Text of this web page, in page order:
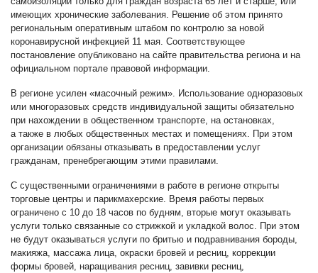
имеющих хронические заболевания. Решение об этом принято
региональным оперативным штабом по контролю за новой
коронавирусной инфекцией 11 мая. Соответствующее
постановление опубликовано на сайте правительства региона и на
официальном портале правовой информации
В регионе усилен «масочный режим». Использование одноразовых
или многоразовых средств индивидуальной защиты обязательно
при нахождении в общественном транспорте, на остановках,
а также в любых общественных местах и помещениях. При этом
организации обязаны отказывать в предоставлении услуг
гражданам, пренебрегающим этими правилами.
С существенными ограничениями в работе в регионе открыты
торговые центры и парикмахерские. Время работы первых
ограничено с 10 до 18 часов по будням, вторые могут оказывать
услуги только связанные со стрижкой и укладкой волос. При этом
не будут оказываться услуги по бритью и подравнивания бороды,
макияжа, массажа лица, окраски бровей и ресниц, коррекции
формы бровей, наращивания ресниц, завивки ресниц,